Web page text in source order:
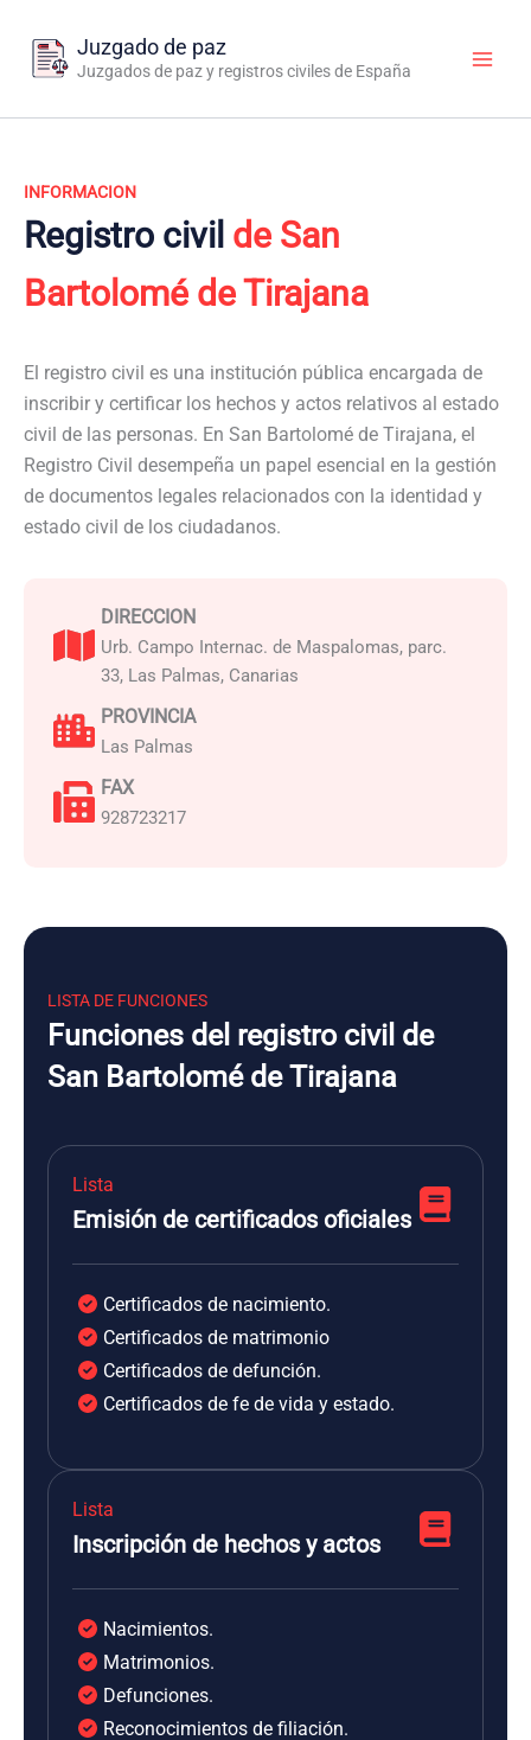
contenido
Juzgado de paz
Juzgados de paz y registros civiles de España
INFORMACION
Registro civil de San
Bartolomé de Tirajana
El registro civil es una institución pública encargada de
inscribir y certificar los hechos y actos relativos al estado
civil de las personas. En San Bartolomé de Tirajana, el
Registro Civil desempeña un papel esencial en la gestión
de documentos legales relacionados con la identidad y
estado civil de los ciudadanos.
DIRECCION
Urb. Campo Internac. de Maspalomas, parc.
33, Las Palmas, Canarias
PROVINCIA
Las Palmas
FAX
928723217
LISTA DE FUNCIONES
Funciones del registro civil de
San Bartolomé de Tirajana
Lista
Emisión de certificados oficiales
Certificados de nacimiento.
Certificados de matrimonio
Certificados de defunción.
Certificados de fe de vida y estado.
Lista
Inscripción de hechos y actos
Nacimientos.
Matrimonios.
Defunciones.
Reconocimientos de filiación.